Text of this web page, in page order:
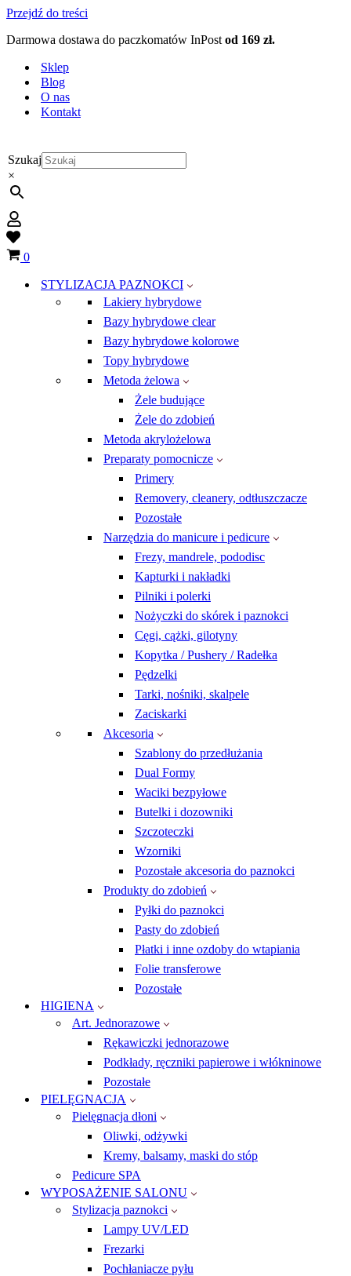
Przejdź do treści
Darmowa dostawa do paczkomatów InPost od 169 zł.
Sklep
Blog
O nas
Kontakt
Szukaj
×
Wish
listKoszyk
0
STYLIZACJA PAZNOKCI
Lakiery hybrydowe
Bazy hybrydowe clear
Bazy hybrydowe kolorowe
Topy hybrydowe
Metoda żelowa
Żele budujące
Żele do zdobień
Metoda akrylożelowa
Preparaty pomocnicze
Primery
Removery, cleanery, odtłuszczacze
Pozostałe
Narzędzia do manicure i pedicure
Frezy, mandrele, pododisc
Kapturki i nakładki
Pilniki i polerki
Nożyczki do skórek i paznokci
Cęgi, cążki, gilotyny
Kopytka / Pushery / Radełka
Pędzelki
Tarki, nośniki, skalpele
Zaciskarki
Akcesoria
Szablony do przedłużania
Dual Formy
Waciki bezpyłowe
Butelki i dozowniki
Szczoteczki
Wzorniki
Pozostałe akcesoria do paznokci
Produkty do zdobień
Pyłki do paznokci
Pasty do zdobień
Płatki i inne ozdoby do wtapiania
Folie transferowe
Pozostałe
HIGIENA
Art. Jednorazowe
Rękawiczki jednorazowe
Podkłady, ręczniki papierowe i włókninowe
Pozostałe
PIELĘGNACJA
Pielęgnacja dłoni
Oliwki, odżywki
Kremy, balsamy, maski do stóp
Pedicure SPA
WYPOSAŻENIE SALONU
Stylizacja paznokci
Lampy UV/LED
Frezarki
Pochłaniacze pyłu